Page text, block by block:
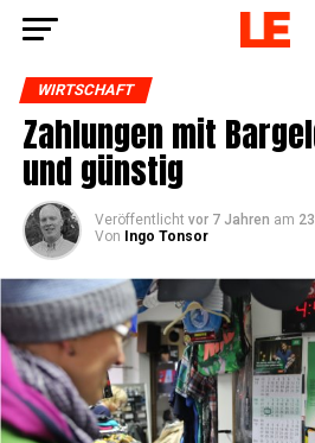
WIRTSCHAFT
Zah­lun­gen mit
und günstig
Veröffentlicht vor 7 Jahren am
Von
Ingo Tonsor